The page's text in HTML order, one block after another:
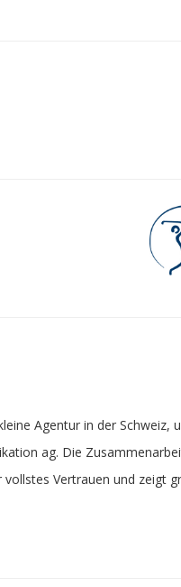
Agentur in der Schweiz,
ag. Die
Vertrauen und zeigt